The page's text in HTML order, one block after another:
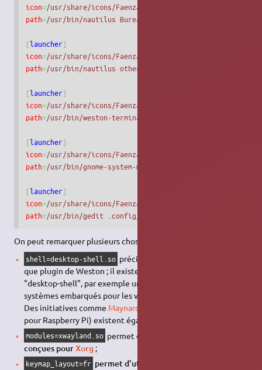
icon=/usr/share/icons/Faenza/places/24/user-desktop.png
path=/usr/bin/nautilus Bureau
[launcher]
icon=/usr/share/icons/Faenza/devices/24/drive-harddisk-
path=/usr/bin/nautilus other-locations:///
[launcher]
icon=/usr/share/icons/Faenza/apps/24/terminal.png
path=/usr/bin/weston-terminal
[launcher]
icon=/usr/share/icons/Faenza/apps/24/gnome-monitor.png
path=/usr/bin/gnome-system-monitor
[launcher]
icon=/usr/share/icons/Faenza/apps/24/redhat-
path=/usr/bin/gedit .config/weston.ini
On peut remarquer plusieurs choses :
shell=desktop-shell.so précise le shell à utiliser en tant
que plugin de Weston ; il existe d'autres possibilités que
"desktop-shell", par exemple un shell spécialisé dans les
systèmes embarqués pour les véhicules (
Des initiatives comme Maynard
pour Raspberry Pi) existent également.
modules=xwayland.so permet d'
conçues pourXorg;
keymap_layout=fr permet d'utiliser un clavier AZERTY